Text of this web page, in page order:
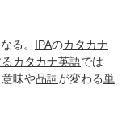
る。 IPAのカタカナ
カタカナ英語では
味や品詞が変わる単